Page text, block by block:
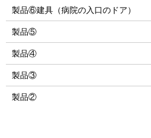
製品⑥建具（病院の入口のドア）
製品⑤
製品④
製品③
製品②